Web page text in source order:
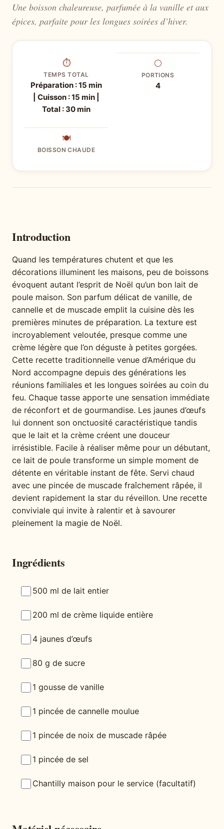
Une boisson chaleureuse, parfumée à la vanille et aux
épices, parfaite pour les longues soirées d’hiver.
⏱
TEMPS TOTAL
Préparation : 15 min
| Cuisson : 15 min |
Total : 30 min
⚪
PORTIONS
4
🍽
BOISSON CHAUDE
Introduction
Quand les températures chutent et que les
décorations illuminent les maisons, peu de boissons
évoquent autant l’esprit de Noël qu’un bon lait de
poule maison. Son parfum délicat de vanille, de
cannelle et de muscade emplit la cuisine dès les
premières minutes de préparation. La texture est
incroyablement veloutée, presque comme une
crème légère que l’on déguste à petites gorgées.
Cette recette traditionnelle venue d’Amérique du
Nord accompagne depuis des générations les
réunions familiales et les longues soirées au coin du
feu. Chaque tasse apporte une sensation immédiate
de réconfort et de gourmandise. Les jaunes d’œufs
lui donnent son onctuosité caractéristique tandis
que le lait et la crème créent une douceur
irrésistible. Facile à réaliser même pour un débutant,
ce lait de poule transforme un simple moment de
détente en véritable instant de fête. Servi chaud
avec une pincée de muscade fraîchement râpée, il
devient rapidement la star du réveillon. Une recette
conviviale qui invite à ralentir et à savourer
pleinement la magie de Noël.
Ingrédients
500 ml de lait entier
200 ml de crème liquide entière
4 jaunes d’œufs
80 g de sucre
1 gousse de vanille
1 pincée de cannelle moulue
1 pincée de noix de muscade râpée
1 pincée de sel
Chantilly maison pour le service (facultatif)